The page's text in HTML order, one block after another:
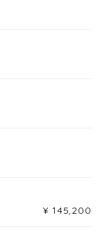
¥ 145,200